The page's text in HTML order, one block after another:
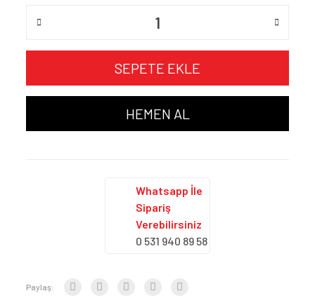
SEPETE EKLE
HEMEN AL
Whatsapp İle
Sipariş
Verebilirsiniz
0 531 940 89 58
Paylaş: